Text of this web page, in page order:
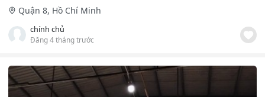
Quận 8, Hồ Chí Minh
chính chủ
Đăng 4 tháng trước